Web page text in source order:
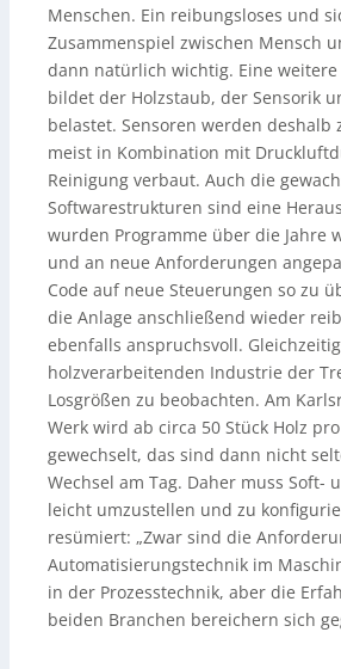
Menschen. Ein reibungsloses und
Zusammenspiel zwischen Mensch
dann natürlich wichtig. Eine
bildet der Holzstaub, der Sensorik
belastet. Sensoren werden deshalb
meist in Kombination mit
Reinigung verbaut. Auch die
Softwarestrukturen sind eine
wurden Programme über die Jahre
und an neue Anforderungen
Code auf neue Steuerungen so zu
die Anlage anschließend wieder
ebenfalls anspruchsvoll.
holzverarbeitenden Industrie der
Losgrößen zu beobachten. Am
Werk wird ab circa 50 Stück Holz
gewechselt, das sind dann nicht
Wechsel am Tag. Daher muss Soft-
leicht umzustellen und zu
resümiert: „Zwar sind die
Automatisierungstechnik im
in der Prozesstechnik, aber die
beiden Branchen bereichern sich